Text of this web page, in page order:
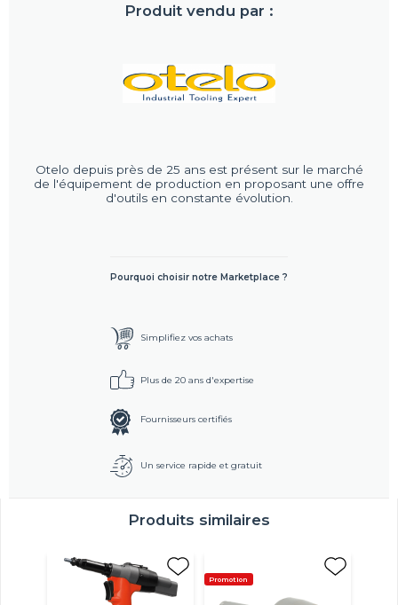
Produit vendu par :
Otelo depuis près de 25 ans est présent sur le marché
de l'équipement de production en proposant une offre
d'outils en constante évolution.
Pourquoi choisir notre Marketplace ?
Simplifiez vos achats
Plus de 20 ans d'expertise
Fournisseurs certifiés
Un service rapide et gratuit
Produits similaires
Promotion